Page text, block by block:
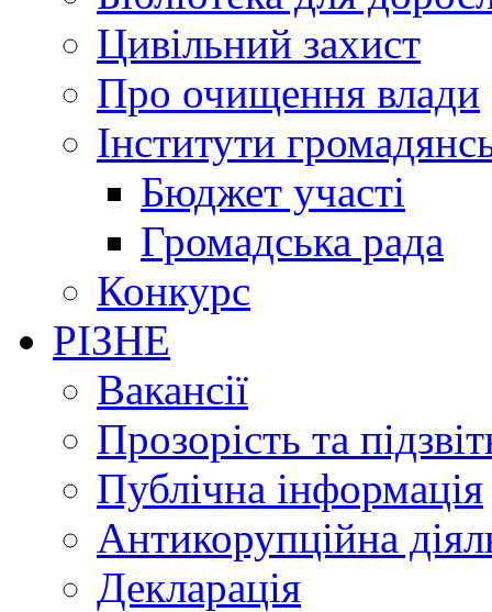
Цивільний захист
Про очищення влади
Інститути
Бюджет участі
Громадська рада
Конкурс
РІЗНЕ
Вакансії
Прозорість та
Публічна інформація
Антикорупційна
Декларація